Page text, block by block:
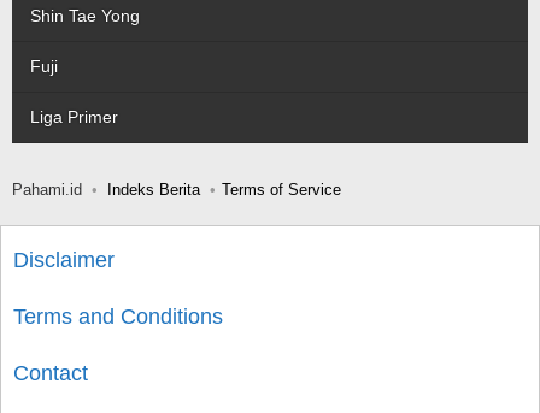
Shin Tae Yong
Fuji
Liga Primer
Pahami.id Indeks Berita Terms of Service
Disclaimer
Terms and Conditions
Contact